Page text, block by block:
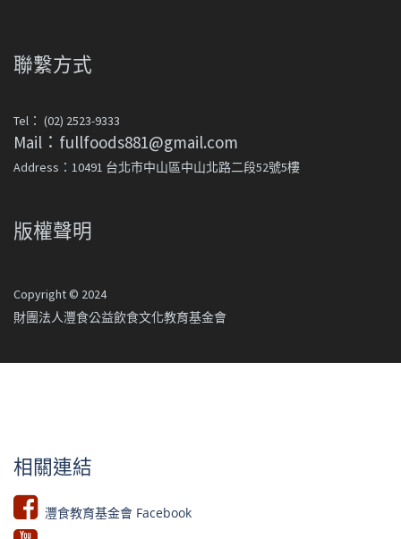
聯繫方式
Tel： (02) 2523-9333
Mail：fullfoods881@gmail.com
Address：10491 台北市中山區中山北路二段52號5樓
版權聲明
Copyright © 2024
財團法人灃食公益飲食文化教育基金會
相關連結
灃食教育基金會 Facebook​